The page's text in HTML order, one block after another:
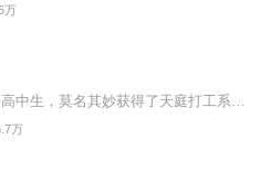
万
万